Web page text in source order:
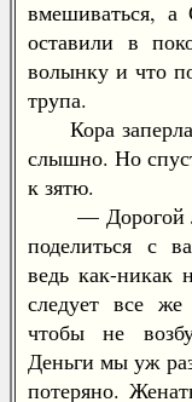
вмешиваться, а
оставили в
волынку и что
трупа.
Кора
слышно. Но
к зятю.
— Дорогой
поделиться с
ведь как-никак
следует все
чтобы не
Деньги мы уж
потеряно.